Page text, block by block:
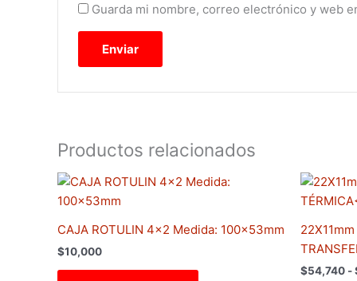
Guarda mi nombre, correo electrónico y web
Productos relacionados
CAJA ROTULIN 4×2 Medida: 100x53mm
$10,000
22X11mm
$54,740 -